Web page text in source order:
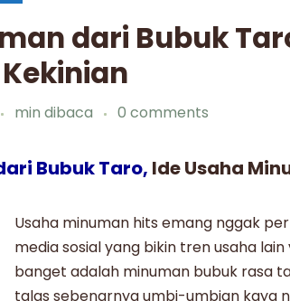
dari Bubuk
min dibaca 0 comments
Bubuk Taro, Ide Usaha
Usaha minuman hits emang nggak
media sosial yang bikin tren usaha
banget adalah minuman bubuk rasa
talas sebenarnya umbi-umbian kaya